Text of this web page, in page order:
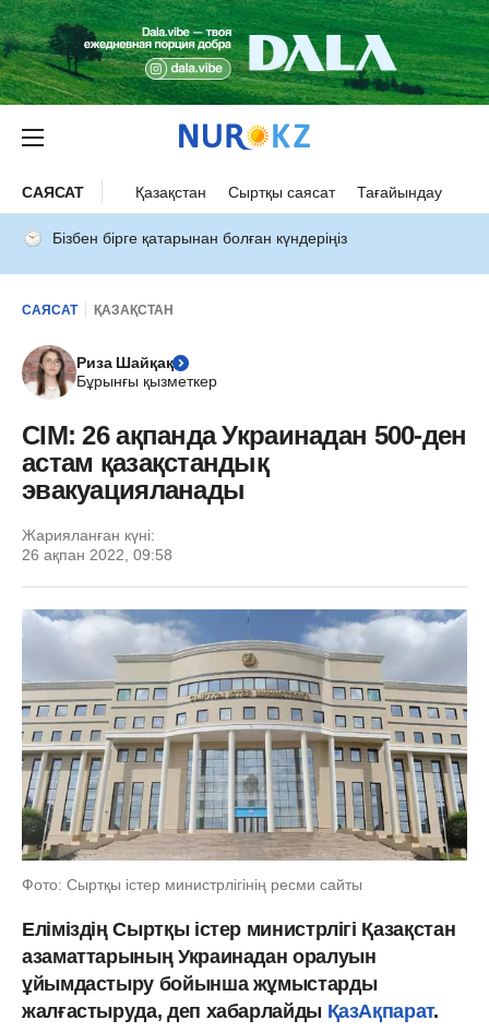
САЯСАТ Қазақстан Сыртқы саясат Тағайындау
Бізбен бірге қатарынан болған күндеріңіз
САЯСАТ ҚАЗАҚСТАН
Риза Шайқақ
Бұрынғы қызметкер
СІМ: 26 ақпанда Украинадан 500-ден
астам қазақстандық
эвакуацияланады
Жарияланған күні:
26 ақпан 2022, 09:58
Фото: Сыртқы істер министрлігінің ресми сайты
Еліміздің Сыртқы істер министрлігі Қазақстан
азаматтарының Украинадан оралуын
ұйымдастыру бойынша жұмыстарды
жалғастыруда, деп хабарлайды ҚазАқпарат.